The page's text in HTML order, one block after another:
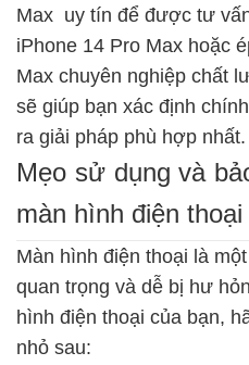
Max uy tín để được tư
iPhone 14 Pro Max hoặc
Max chuyên nghiệp chất
sẽ giúp bạn xác định
ra giải pháp phù hợp nhất.
Mẹo sử dụng và
màn hình điện thoại
Màn hình điện thoại là
quan trọng và dễ bị hư
hình điện thoại của bạn,
nhỏ sau: